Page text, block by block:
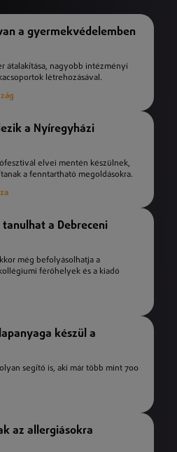
a gyermekvédelemben
átalakítása, nagyobb intézményi
létrehozásával.
a Nyíregyházi
elvei mentén készülnek,
a fenntartható megoldásokra.
a Debreceni
még befolyásolhatja a
férőhelyek és a kiadó
készül a
segítő is, aki már több mint 700
az allergiásokra